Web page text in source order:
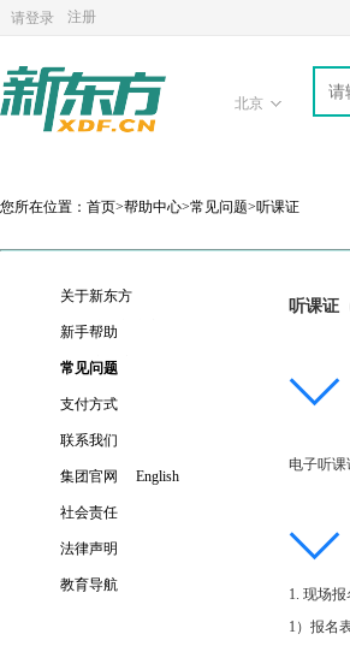
请登录 注册
北京
您所在位置：首页>帮助中心>常见问题>听课证
关于新东方
关于新东方
发展历程
管理团队
企业文化
旗下品牌
加入我们
企业微博
新手帮助
注册流程
选课流程
网报流程
校区和报名网点查询
常见问题
学员号
▪ 听课证
一卡通
支付方式
网上支付
现场支付
电话支付
汇款支付
手机支付
联系我们
校区电话
投诉建议
企业邮箱
集团官网 English
社会责任
法律声明
教育导航
听课证
电子听
1. 现场
1）报名